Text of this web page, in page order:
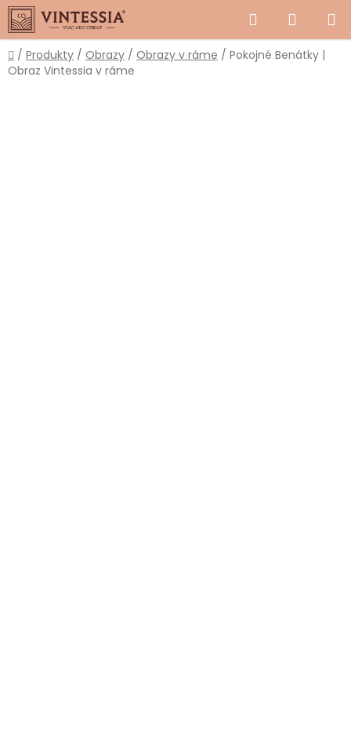
Prejsť
na
obsah
Hľadať
KOŠÍK
Domov
/ Produkty / Obrazy / Obrazy v ráme / Pokojné Benátky |
Obraz Vintessia v ráme